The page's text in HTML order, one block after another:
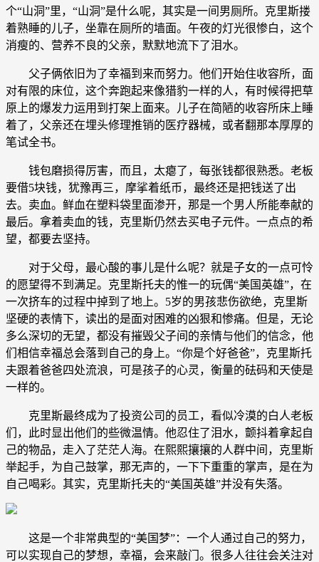
个“山洞”里，“山洞”是什么呢，其实是一间男厕所。克里斯搂
着熟睡的儿子，坐靠在厕所的墙面。午夜的灯光很惨白，这个
消瘦的、营养不良的父亲，默默地流下了泪水。
父子俩依旧为了幸福到来而努力。他们开始住收容所，面
对有限的床位，这个奔跑起来像猎豹一样的人，有时候得把草
原上的爆发力运用到打架上面来。儿子在简陋的收容所床上睡
着了，父亲还在埋头修理推销的医疗器械，或者翻那本厚厚的
笔试全书。
钱包磨损得厉害，而且，太瘪了，每张钱都很熟悉。老板
要借5块钱，犹豫再三，摩挲着纸币，最终还是把钱送了出
去。卖血。鲜血在塑料袋里面渗开，那是一个男人所能奉献的
最后。拿着卖血的钱，克里斯仍然去买电子元件。一点点的希
望，都要去坚持。
对于父母，最心酸的事儿是什么呢？就是子女的一点可怜
的愿望得不到满足。克里斯托夫的惟一的玩偶“美国英雄”，在
一次挤车的过程中掉到了地上。5岁的男孩悲伤欲绝，克里斯
坚硬的表情下，读出的是面对困难的凶狠和惨痛。但是，无论
多么深切的无望，都没有摧毁父子间的亲情与他们的信念，他
们相信幸福总会落到自己的身上。“你是个好爸爸”，克里斯托
夫跟着爸爸四处流浪，可是孩子的心灵，衡量的砝码和天使是
一样的。
克里斯最终成为了投资公司的员工，看似冷漠的白人老板
们，此时显出他们的些微温情。他忍住了泪水，颤抖着拿起自
己的物品，走入了茫茫人海。在熙熙攘攘的人群中间，克里斯
举起手，为自己鼓掌，那无声的，一下下重重的掌声，是在为
自己喝彩。其实，克里斯托夫的“美国英雄”并没有失落。
这是一个非常典型的“美国梦”：一个人通过自己的努力，
可以实现自己的梦想，幸福，会来敲门。很多人往往会关注对